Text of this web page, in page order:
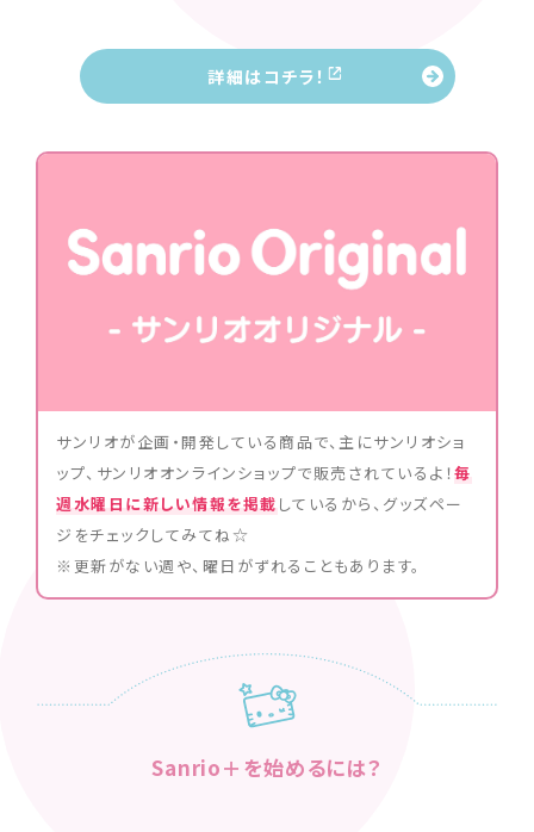
詳細はコチラ！
サンリオが企画・開発している商品で、主にサンリオショ
ップ、サンリオオンラインショップで販売されているよ！毎
週水曜日に新しい情報を掲載 しているから、グッズペー
ジをチェックしてみてね☆
※更新がない週や、曜日がずれることもあります。
Sanrio＋を始めるには？